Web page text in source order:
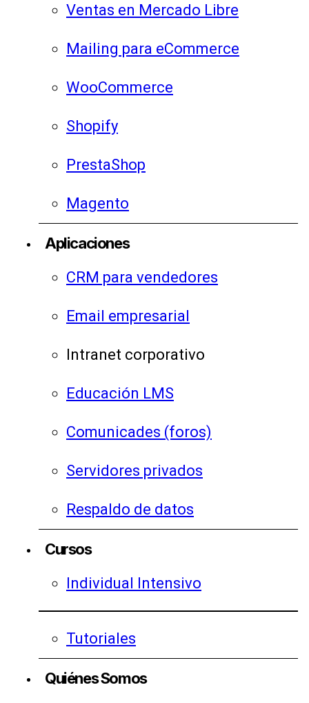
Ventas en Mercado Libre
Mailing para eCommerce
WooCommerce
Shopify
PrestaShop
Magento
Aplicaciones
CRM para vendedores
Email empresarial
Intranet corporativo
Educación LMS
Comunicades (foros)
Servidores privados
Respaldo de datos
Cursos
Individual Intensivo
Tutoriales
Quiénes Somos